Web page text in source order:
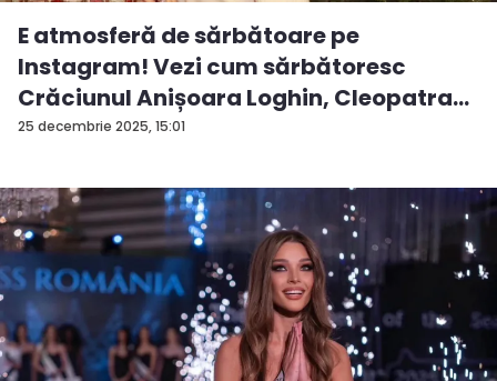
25 decembrie 2025, 15:01
E atmosferă de sărbătoare pe
Instagram! Vezi cum sărbătoresc
Crăciunul Anișoara Loghin, Cleopatra
S...